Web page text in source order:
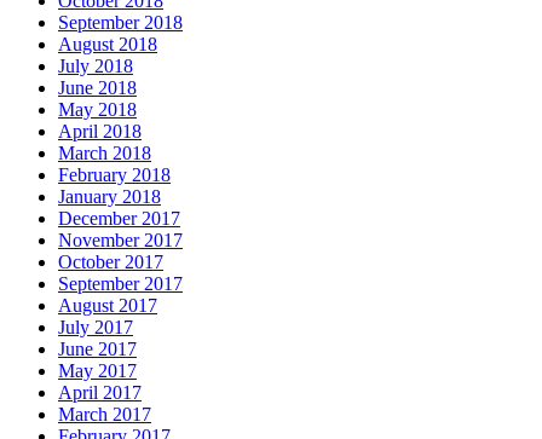
September 2018
August 2018
July 2018
June 2018
May 2018
April 2018
March 2018
February 2018
January 2018
December 2017
November 2017
October 2017
September 2017
August 2017
July 2017
June 2017
May 2017
April 2017
March 2017